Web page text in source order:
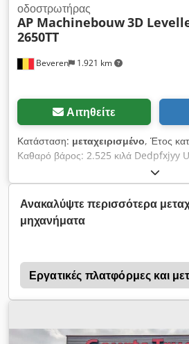
Beveren 1.921 km
οδοστρωτήρας
AP Machinebouw3D
2650TT
Αιτηθείτε
Κατάσταση: μεταχειρισμένο, Έτος
Καθαρό βάρος: 2.525 κιλά Dedpfxjyy
Επικοινωνήστε με τον Kristoff Van
πληροφορίες.
Ανακαλύψτε περισσότερα
μηχανήματα
Εργατικές πλατφόρμες και